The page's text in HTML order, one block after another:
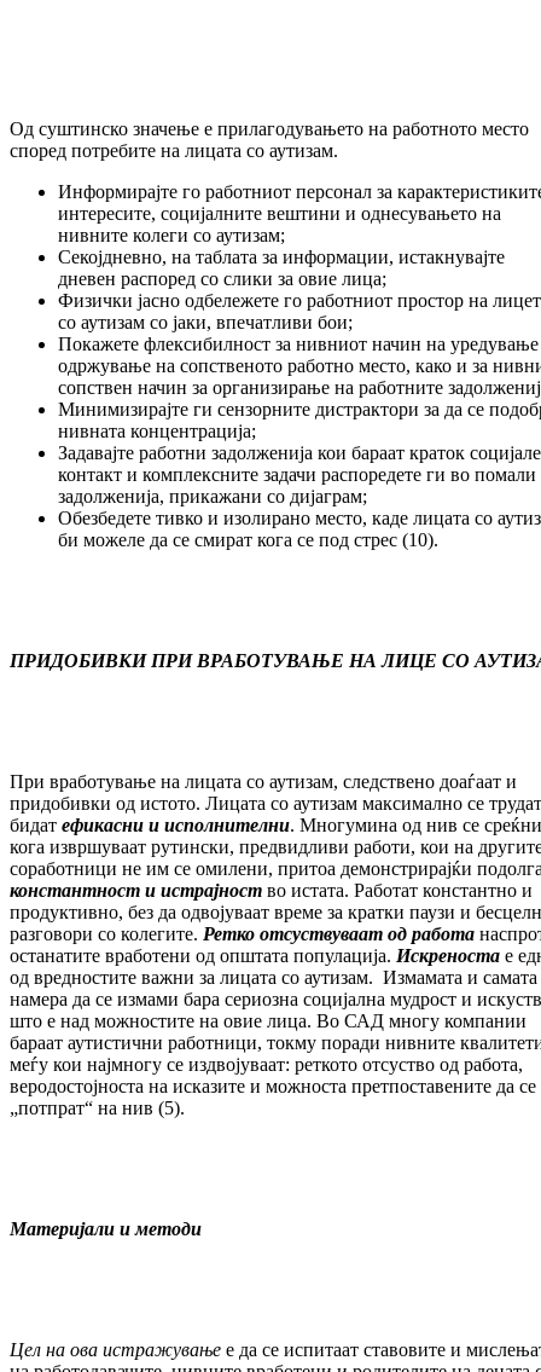
Од суштинско значење е прилагодувањето на работното место
според потребите на лицата со аутизам.
Информирајте го работниот персонал за
интересите, социјалните вештини и однесувањето на
нивните колеги со аутизам;
Секојдневно, на таблата за информации, истакнувајте
дневен распоред со слики за овие лица;
Физички јасно одбележете го работниот простор на
со аутизам со јаки, впечатливи бои;
Покажете флексибилност за нивниот начин на
одржување на сопственото работно место, како и за
сопствен начин за организирање на работните
Минимизирајте ги сензорните дистрактори за да се
нивната концентрација;
Задавајте работни задолженија кои бараат краток
контакт и комплексните задачи распоредете ги во помали
задолженија, прикажани со дијаграм;
Обезбедете тивко и изолирано место, каде лицата со
би можеле да се смират кога се под стрес (10).
ПРИДОБИВКИ ПРИ ВРАБОТУВАЊЕ НА ЛИЦЕ СО
При вработување на лицата со аутизам, следствено доаѓаат и
придобивки од истото. Лицата со аутизам максимално се
бидат ефикасни и исполнителни. Многумина од нив се среќни
кога извршуваат рутински, предвидливи работи, кои на
соработници не им се омилени, притоа демонстрирајќи
константност и истрајност во истата. Работат константно и
продуктивно, без да одвојуваат време за кратки паузи и
разговори со колегите. Ретко отсуствуваат од работа
останатите вработени од општата популација. Искреноста е
од вредностите важни за лицата со аутизам. Измамата и самата
намера да се измами бара сериозна социјална мудрост и
што е над можностите на овие лица. Во САД многу компании
бараат аутистични работници, токму поради нивните
меѓу кои најмногу се издвојуваат: реткото отсуство од работа,
веродостојноста на исказите и можноста претпоставените да се
„потпрат“ на нив (5).
Материјали и методи
Цел на ова истражување е да се испитаат ставовите и